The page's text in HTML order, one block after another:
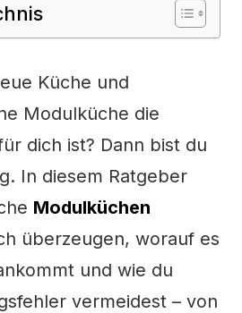
Küche und
Modulküche die
dich ist? Dann bist du
In diesem Ratgeber
Modulküchen
überzeugen, worauf es
und wie du
vermeidest – von